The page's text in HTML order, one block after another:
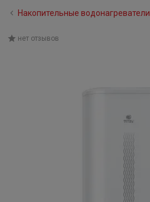
Накопительные водонагреватели
нет отзывов